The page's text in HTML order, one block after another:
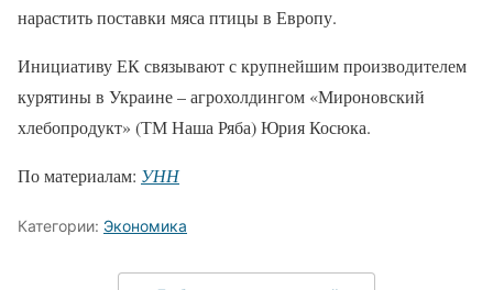
нарастить поставки мяса птицы в Европу.
Инициативу ЕК связывают с крупнейшим производителем
курятины в Украине – агрохолдингом «Мироновский
хлебопродукт» (ТМ Наша Ряба) Юрия Косюка.
По материалам: УНН
Категории: Экономика